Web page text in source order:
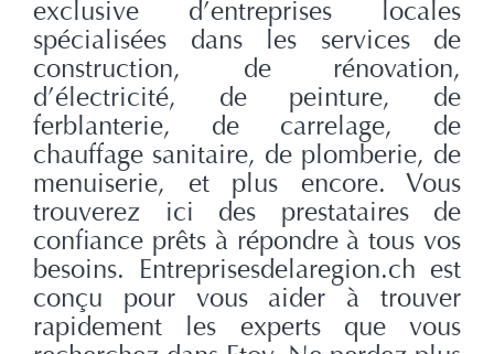
exclusive d’entreprises locales
spécialisées dans les services de
construction, de rénovation,
d’électricité, de peinture, de
ferblanterie, de carrelage, de
chauffage sanitaire, de plomberie, de
menuiserie, et plus encore. Vous
trouverez ici des prestataires de
confiance prêts à répondre à tous vos
besoins. Entreprisesdelaregion.ch est
conçu pour vous aider à trouver
rapidement les experts que vous